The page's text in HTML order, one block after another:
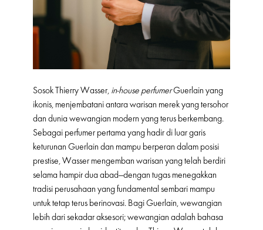
Sosok Thierry Wasser, in-house perfumerGuerlain yang
ikonis, menjembatani antara warisan merek yang tersohor
dan dunia wewangian modern yang terus berkembang.
Sebagai perfumer pertama yang hadir di luar garis
keturunan Guerlain dan mampu berperan dalam posisi
prestise, Wasser mengemban warisan yang telah berdiri
selama hampir dua abad—dengan tugas menegakkan
tradisi perusahaan yang fundamental sembari mampu
untuk tetap terus berinovasi. Bagi Guerlain, wewangian
lebih dari sekadar aksesori; wewangian adalah bahasa